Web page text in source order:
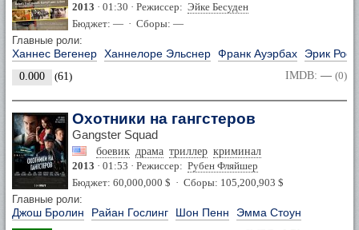
2013 · 01:30 · Режиссер: Эйке Бесуден
Бюджет: — · Сборы: —
Главные роли:
Ханнес Вегенер Ханнелоре Эльснер Франк Ауэрбах Эрик
0.000 (61) IMDB: — (0)
Охотники на гангстеров
Gangster Squad
боевик драма триллер криминал
2013 · 01:53 · Режиссер: Рубен Фляйшер
Бюджет: 60,000,000 $ · Сборы: 105,200,903 $
Главные роли:
Джош Бролин Райан Гослинг Шон Пенн Эмма Стоун